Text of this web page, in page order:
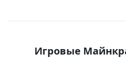
Игровые